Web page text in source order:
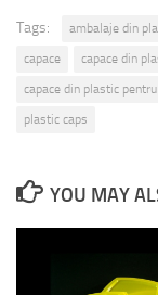
Tags: ambalaje din
capace
capace din
capace din plastic
plastic caps
YOU MAY